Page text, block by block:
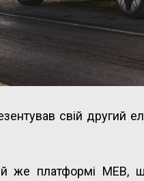
свій другий
же платформі MEB,